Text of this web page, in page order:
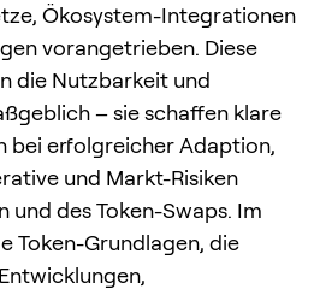
Ökosystem-Integrationen
vorangetrieben. Diese
die Nutzbarkeit und
– sie schaffen klare
bei erfolgreicher Adaption,
und Markt-Risiken
des Token-Swaps. Im
Token-Grundlagen, die